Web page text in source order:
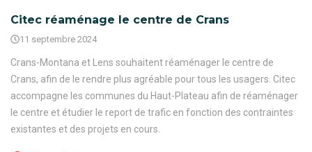
Citec réaménage le centre de Crans
11 septembre 2024
Crans-Montana et Lens souhaitent réaménager le centre de
Crans, afin de le rendre plus agréable pour tous les usagers. Citec
accompagne les communes du Haut-Plateau afin de réaménager
le centre et étudier le report de trafic en fonction des contraintes
existantes et des projets en cours.